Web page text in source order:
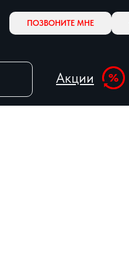
ПОЗВОНИТЕ МНЕ
Акции